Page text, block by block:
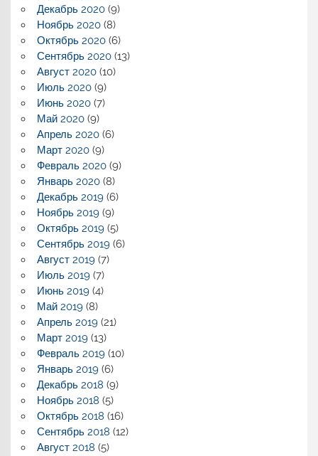
Декабрь 2020(9)
Ноябрь 2020(8)
Октябрь 2020(6)
Сентябрь 2020(13)
Август 2020(10)
Июль 2020(9)
Июнь 2020(7)
Май 2020(9)
Апрель 2020(6)
Март 2020(9)
Февраль 2020(9)
Январь 2020(8)
Декабрь 2019(6)
Ноябрь 2019(9)
Октябрь 2019(5)
Сентябрь 2019(6)
Август 2019(7)
Июль 2019(7)
Июнь 2019(4)
Май 2019(8)
Апрель 2019(21)
Март 2019(13)
Февраль 2019(10)
Январь 2019(6)
Декабрь 2018 (9)
Ноябрь 2018 (5)
Октябрь 2018 (16)
Сентябрь 2018 (12)
Август 2018 (5)